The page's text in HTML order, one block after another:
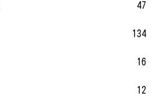
47
134
16
12